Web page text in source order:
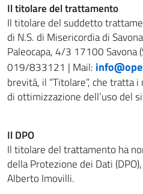
Il titolare del trattamento
Il titolare del suddetto
di N.S. di Misericordia di
Paleocapa, 4/3 17100 Savona
019/833121 | Mail:
brevità, il “Titolare”, che tratta
di ottimizzazione dell’uso del
Il DPO
Il titolare del trattamento ha
della Protezione dei Dati
Alberto Imovilli.